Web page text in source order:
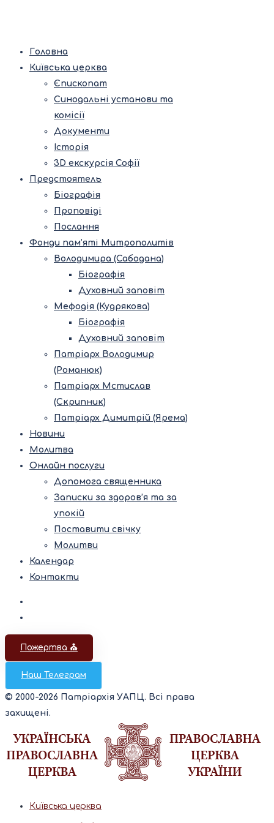
Головна
Київська церква
Єпископат
Синодальні установи та
комісії
Документи
Історія
3D екскурсія Софії
Предстоятель
Біографія
Проповіді
Послання
Фонди пам’яті Митрополитів
Володимира (Сабодана)
Біографія
Духовний заповіт
Мефодія (Кудрякова)
Біографія
Духовний заповіт
Патріарх Володимир
(Романюк)
Патріарх Мстислав
(Скрипник)
Патріарх Димитрій (Ярема)
Новини
Молитва
Онлайн послуги
Допомога священника
Записки за здоров’я та за
упокій
Поставити свічку
Молитви
Календар
Контакти
Пожертва ⛪️
Наш Телеграм
© 2000-2026 Патріархія УАПЦ. Всі права
захищені.
Київська церква